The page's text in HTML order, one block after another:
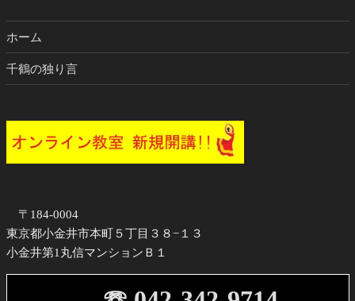
ホーム
千鶴の独り言
〒184-0004
東京都小金井市本町５丁目３８−１３
小金井第1丸信マンションＢ１